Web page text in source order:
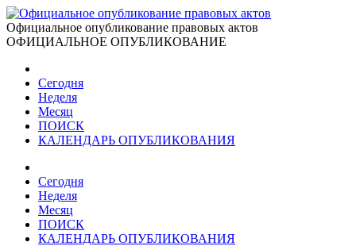
Официальное опубликование правовых актов
ОФИЦИАЛЬНОЕ ОПУБЛИКОВАНИЕ
Сегодня
Неделя
Месяц
ПОИСК
КАЛЕНДАРЬ ОПУБЛИКОВАНИЯ
Сегодня
Неделя
Месяц
ПОИСК
КАЛЕНДАРЬ ОПУБЛИКОВАНИЯ